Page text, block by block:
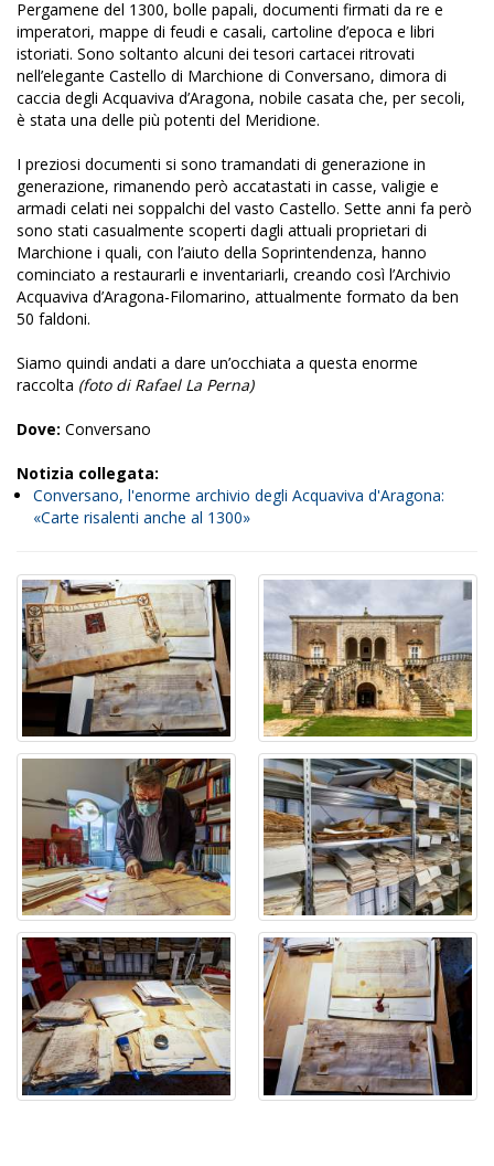
Pergamene del 1300, bolle papali, documenti firmati da re e
imperatori, mappe di feudi e casali, cartoline d’epoca e libri
istoriati. Sono soltanto alcuni dei tesori cartacei ritrovati
nell’elegante Castello di Marchione di Conversano, dimora di
caccia degli Acquaviva d’Aragona, nobile casata che, per secoli,
è stata una delle più potenti del Meridione.
I preziosi documenti si sono tramandati di generazione in
generazione, rimanendo però accatastati in casse, valigie e
armadi celati nei soppalchi del vasto Castello. Sette anni fa però
sono stati casualmente scoperti dagli attuali proprietari di
Marchione i quali, con l’aiuto della Soprintendenza, hanno
cominciato a restaurarli e inventariarli, creando così l’Archivio
Acquaviva d’Aragona-Filomarino, attualmente formato da ben
50 faldoni.
Siamo quindi andati a dare un’occhiata a questa enorme
raccolta (foto di Rafael La Perna)
Dove: Conversano
Notizia collegata:
Conversano, l'enorme archivio degli Acquaviva d'Aragona:
«Carte risalenti anche al 1300»